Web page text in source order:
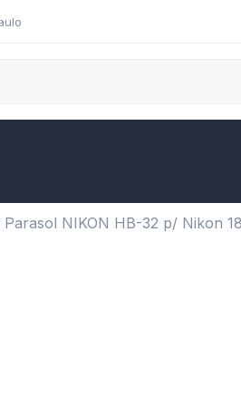
NIKON HB-32 p/ Nikon